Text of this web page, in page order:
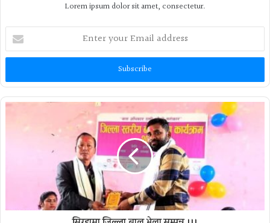
Lorem ipsum dolor sit amet, consectetur.
Enter
your
Email